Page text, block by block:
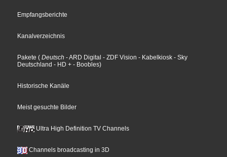
Empfangsberichte
Kanalverzeichnis
Pakete ( Deutsch - ARD Digital - ZDF Vision - Kabelkiosk - Sky
Deutschland - HD + - Boobles)
Historische Kanäle
Meist gesuchte Bilder
Ultra High Definition TV Channels
Channels broadcasting in 3D